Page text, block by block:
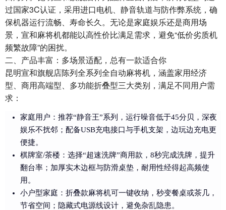
过国家3C认证，采用进口电机、静音轨道与防作弊系统，确
保机器运行流畅、寿命长久。无论是家庭娱乐还是商用场
景，宣和麻将机都能以高性价比满足需求，避免“低价劣质机
频繁故障”的困扰。
二、产品丰富：多场景适配，总有一款适合你
昆明宣和旗舰店陈列全系列全自动麻将机，涵盖家用经济
型、商用高端型、多功能折叠型三大类别，满足不同用户需
求：
家庭用户：推荐“静音王”系列，运行噪音低于45分贝，深夜
娱乐不扰邻；配备USB充电接口与手机支架，边玩边充电更
便捷。
棋牌室/茶楼：选择“超速洗牌”商用款，8秒完成洗牌，提升
翻台率；加厚实木边框与防滑桌垫，耐用性经得起高频使
用。
小户型家庭：折叠款麻将机可一键收纳，秒变餐桌或茶几，
节省空间；隐藏式电源线设计，避免杂乱隐患。